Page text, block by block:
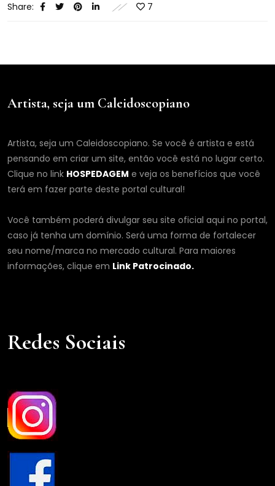
Share:
7
Artista, seja um Caleidoscopiano
Artista, seja um Caleidoscopiano. Se você é artista e está
pensando em criar um site, então você está no lugar certo.
Clique no link HOSPEDAGEM e veja os benefícios que você
terá em fazer parte deste portal cultural!
Você também poderá divulgar seu site oficial aqui no portal,
caso já tenha um domínio. Será uma forma de fortalecer
seu nome/marca no mercado cultural. Para maiores
informações, clique em Link Patrocinado.
Redes Sociais